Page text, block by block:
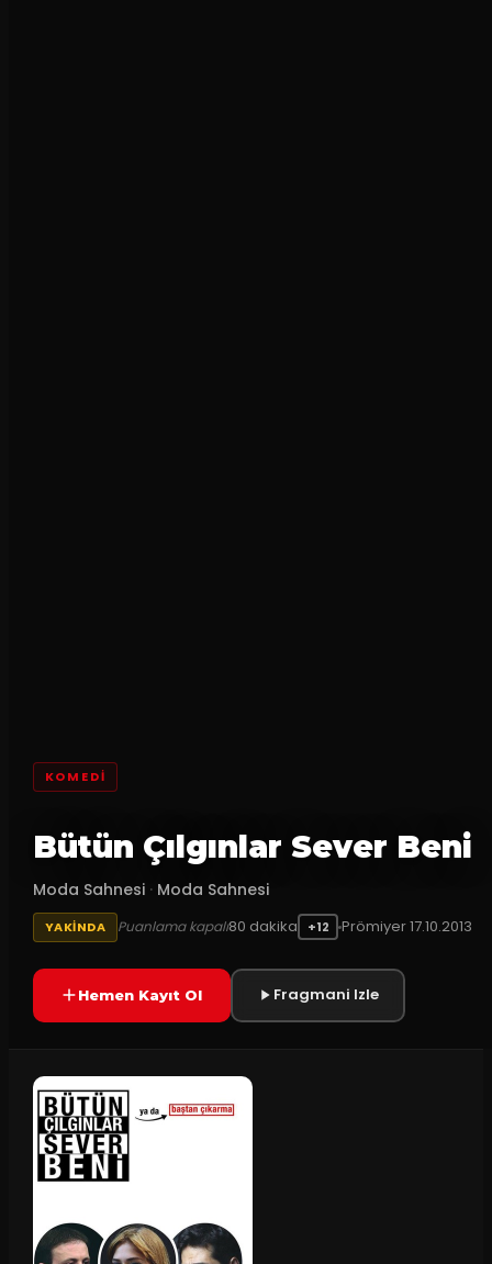
KOMEDI
Bütün Çılgınlar Sever Beni
Moda Sahnesi · Moda Sahnesi
YAKINDA Puanlama kapalı80 dakika +12 Prömiyer17.10.2013
Hemen Kayıt Ol Fragmani Izle